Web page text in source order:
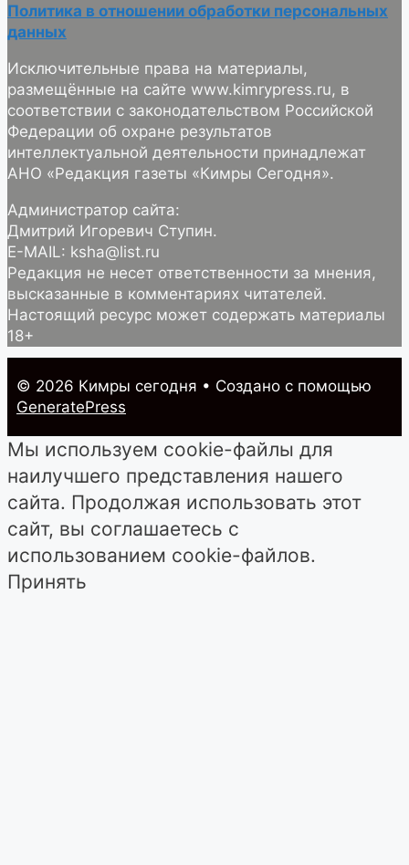
Политика в отношении обработки персональных
данных
Исключительные права на материалы,
размещённые на сайте www.kimrypress.ru, в
соответствии с законодательством Российской
Федерации об охране результатов
интеллектуальной деятельности принадлежат
АНО «Редакция газеты «Кимры Сегодня».
Администратор сайта:
Дмитрий Игоревич Ступин.
E-MAIL: ksha@list.ru
Редакция не несет ответственности за мнения,
высказанные в комментариях читателей.
Настоящий ресурс может содержать материалы
18+
© 2026 Кимры cегодня • Создано с помощью
GeneratePress
Мы используем cookie-файлы для
наилучшего представления нашего
сайта. Продолжая использовать этот
сайт, вы соглашаетесь с
использованием cookie-файлов.
Принять